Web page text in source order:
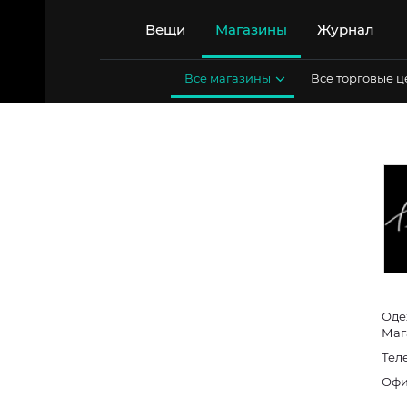
Вещи Магазины Журнал
Все магазины Все торговые